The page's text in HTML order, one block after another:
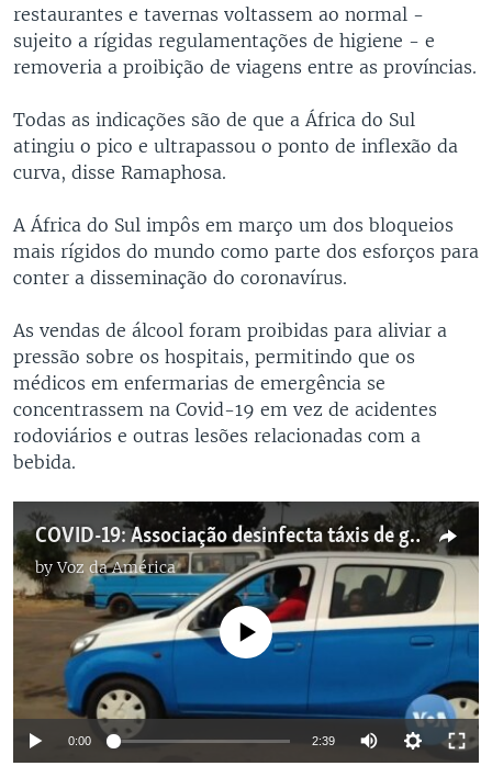
restaurantes e tavernas voltassem ao normal -
sujeito a rígidas regulamentações de higiene - e
removeria a proibição de viagens entre as províncias.
Todas as indicações são de que a África do Sul
atingiu o pico e ultrapassou o ponto de inflexão da
curva, disse Ramaphosa.
A África do Sul impôs em março um dos bloqueios
mais rígidos do mundo como parte dos esforços para
conter a disseminação do coronavírus.
As vendas de álcool foram proibidas para aliviar a
pressão sobre os hospitais, permitindo que os
médicos em enfermarias de emergência se
concentrassem na Covid-19 em vez de acidentes
rodoviários e outras lesões relacionadas com a
bebida.
COVID-19: Associação desinfecta táxis de graça em Malanje
byVoz da América
No media source currently available
0:00 2:39